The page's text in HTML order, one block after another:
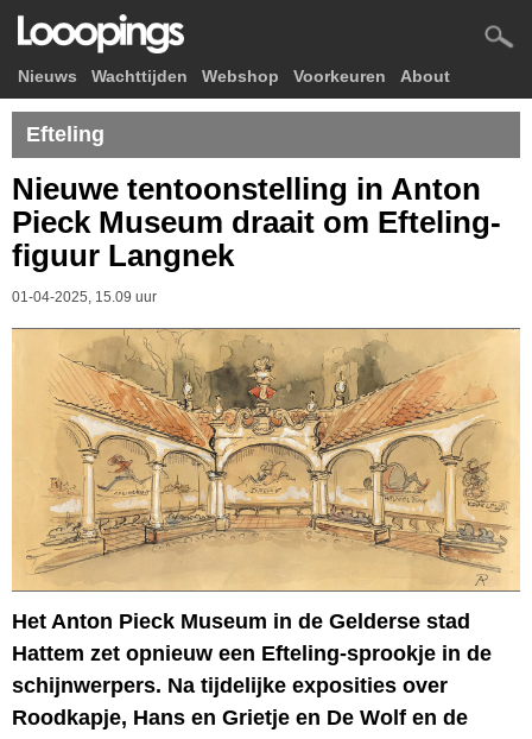
Nieuws Wachttijden Webshop Voorkeuren About
Efteling
Nieuwe tentoonstelling in Anton
Pieck Museum draait om Efteling-
figuur Langnek
01-04-2025, 15.09 uur
Het Anton Pieck Museum in de Gelderse stad
Hattem zet opnieuw een Efteling-sprookje in de
schijnwerpers. Na tijdelijke exposities over
Roodkapje, Hans en Grietje en De Wolf en de